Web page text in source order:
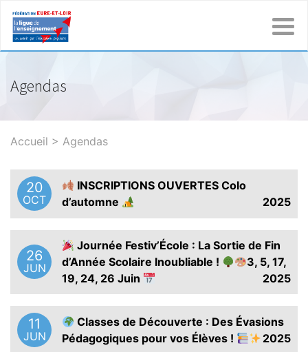
Agendas
Accueil > Agendas
20
OCT
INSCRIPTIONS OUVERTES Colo
d’automne
2025
26
JUN
Journée Festiv’École : La Sortie de Fin
d’Année Scolaire Inoubliable !
3, 5, 17,
19, 24, 26 Juin
2025
11
JUN
Classes de Découverte : Des Évasions
Pédagogiques pour vos Élèves !
2025